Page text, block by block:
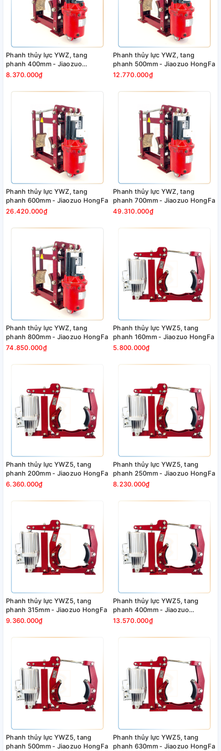
Phanh thủy lực YWZ, tang
phanh 400mm - Jiaozuo
HongFa
8.370.000₫
Phanh thủy lực YWZ, tang
phanh 500mm - Jiaozuo HongFa
12.770.000₫
Phanh thủy lực YWZ, tang
phanh 600mm - Jiaozuo HongFa
26.420.000₫
Phanh thủy lực YWZ, tang
phanh 700mm - Jiaozuo HongFa
49.310.000₫
Phanh thủy lực YWZ, tang
phanh 800mm - Jiaozuo HongFa
74.850.000₫
Phanh thủy lực YWZ5, tang
phanh 160mm - Jiaozuo HongFa
5.800.000₫
Phanh thủy lực YWZ5, tang
phanh 200mm - Jiaozuo HongFa
6.360.000₫
Phanh thủy lực YWZ5, tang
phanh 250mm - Jiaozuo HongFa
8.230.000₫
Phanh thủy lực YWZ5, tang
phanh 315mm - Jiaozuo HongFa
9.360.000₫
Phanh thủy lực YWZ5, tang
phanh 400mm - Jiaozuo
HongFa
13.570.000₫
Phanh thủy lực YWZ5, tang
phanh 500mm - Jiaozuo HongFa
Phanh thủy lực YWZ5, tang
phanh 630mm - Jiaozuo HongFa